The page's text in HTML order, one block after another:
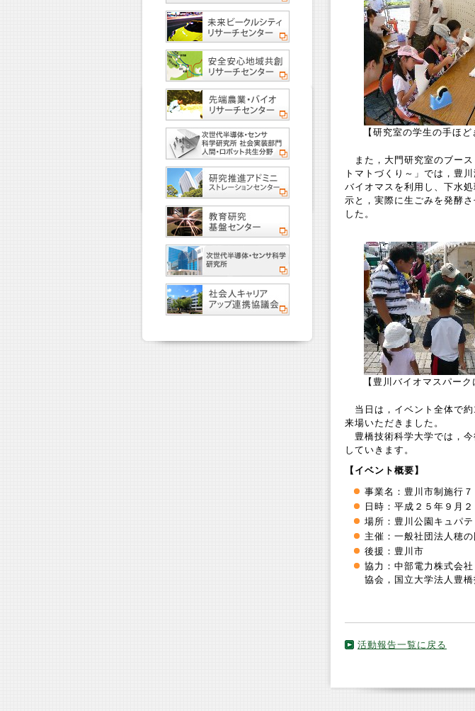
【研究室の学生の手ほど
また，大門研究室のブース
トマトづくり～」では，豊
バイオマスを利用し、下水
示と，実際に生ごみを発酵
した。
【豊川バイオマスパーク
当日は，イベント全体で約
来場いただきました。
豊橋技術科学大学では，今
していきます。
【イベント概要】
事業名：豊川市制施行
日時：平成２５年９月
場所：豊川公園キュパ
主催：一般社団法人穂
後援：豊川市
協力：中部電力株式会
協会，国立大学法人豊
活動報告一覧に戻る